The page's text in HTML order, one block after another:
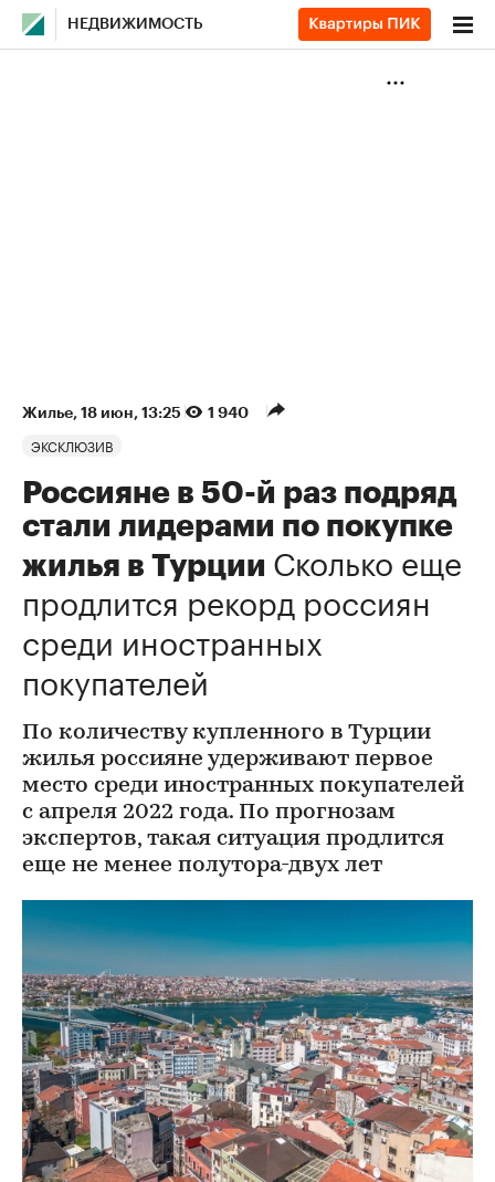
НЕДВИЖИМОСТЬ
Жилье⁠, 18 июн, 13:25 1 940
ЭКСКЛЮЗИВ
Россияне в 50-й раз подряд
стали лидерами по покупке
жилья в Турции Сколько еще
продлится рекорд россиян
среди иностранных
покупателей
По количеству купленного в Турции
жилья россияне удерживают первое
место среди иностранных покупателей
с апреля 2022 года. По прогнозам
экспертов, такая ситуация продлится
еще не менее полутора-двух лет